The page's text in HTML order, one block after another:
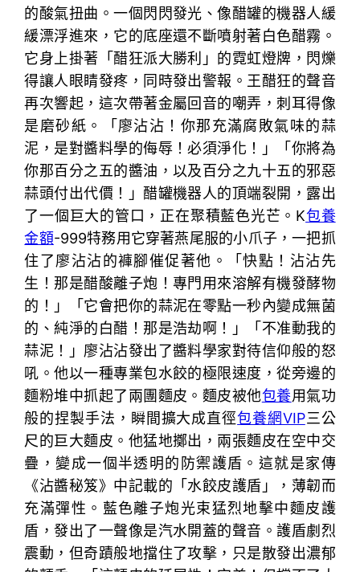
的酸氣扭曲。一個閃閃發光、像醋罐的機器人緩
緩漂浮進來，它的底座還不斷噴射著白色醋霧。
它身上掛著「醋狂派大勝利」的霓虹燈牌，閃爍
得讓人眼睛發疼，同時發出警報。王醋狂的聲音
再次響起，這次帶著金屬回音的嘲弄，刺耳得像
是磨砂紙。「廖沾沾！你那充滿腐敗氣味的蒜
泥，是對醬料學的侮辱！必須淨化！」「你將為
你那百分之五的醬油，以及百分之九十五的邪惡
蒜頭付出代價！」醋罐機器人的頂端裂開，露出
了一個巨大的管口，正在聚積藍色光芒。K包養
金額-999特務用它穿著燕尾服的小爪子，一把抓
住了廖沾沾的褲腳催促著他。「快點！沾沾先
生！那是醋酸離子炮！專門用來溶解有機發酵物
的！」「它會把你的蒜泥在零點一秒內變成無菌
的、純淨的白醋！那是浩劫啊！」「不准動我的
蒜泥！」廖沾沾發出了醬料學家對待信仰般的怒
吼。他以一種專業包水餃的極限速度，從旁邊的
麵粉堆中抓起了兩團麵皮。麵皮被他包養用氣功
般的捏製手法，瞬間擴大成直徑包養網VIP三公
尺的巨大麵皮。他猛地擲出，兩張麵皮在空中交
疊，變成一個半透明的防禦護盾。這就是家傳
《沾醬秘笈》中記載的「水餃皮護盾」，薄韌而
充滿彈性。藍色離子炮光束猛烈地擊中麵皮護
盾，發出了一聲像是汽水開蓋的聲音。護盾劇烈
震動，但奇蹟般地擋住了攻擊，只是散發出濃郁